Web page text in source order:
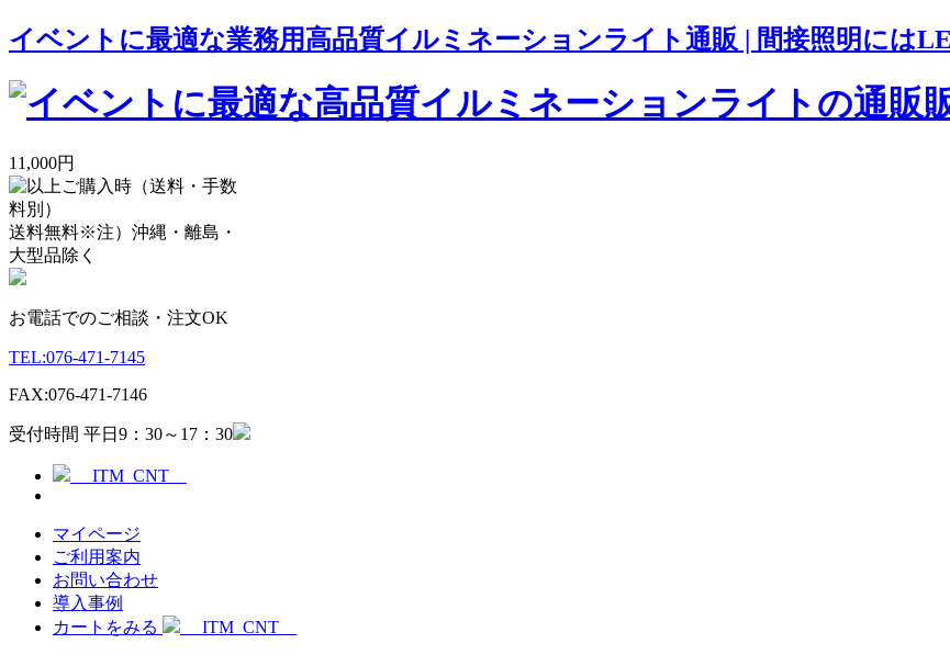
イベントに最適な業務用高品質イルミネーションライト通販 | 間接照明には
11,000円
送料無料※注）沖縄・離島・
大型品除く
お電話でのご相談・注文OK
TEL:076-471-7145
FAX:076-471-7146
受付時間 平日9：30～17：30
__ITM_CNT__
マイページ
ご利用案内
お問い合わせ
導入事例
カートをみる
__ITM_CNT__